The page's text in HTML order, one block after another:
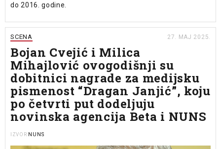
do 2016. godine.
SCENA 27. MAJ 2025.
Bojan Cvejić i Milica
Mihajlović ovogodišnji su
dobitnici nagrade za medijsku
pismenost “Dragan Janjić”, koju
po četvrti put dodeljuju
novinska agencija Beta i NUNS
IZVOR NUNS